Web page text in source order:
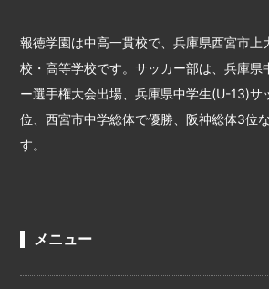
報徳学園は中高一貫校で、兵庫県西宮市上
校・高等学校です。サッカー部は、兵庫県
ー選手権大会出場、兵庫県中学生(U-13)サ
位、西宮市中学総体で優勝、阪神総体3位
す。
メニュー